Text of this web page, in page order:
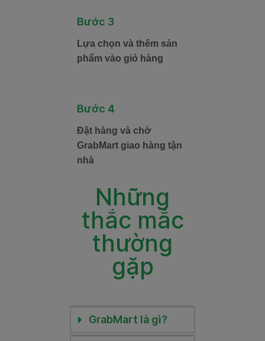
Bước 3
Lựa chọn và thêm sản
phẩm vào giỏ hàng
Bước 4
Đặt hàng và chờ
GrabMart giao hàng tận
nhà
Những
thắc mắc
thường
gặp
GrabMart là gì?